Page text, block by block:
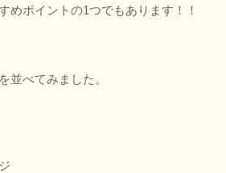
めポイントの1つでもあります！！
並べてみました。